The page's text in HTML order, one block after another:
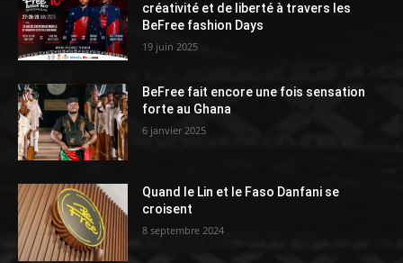
créativité et de liberté à travers les
BeFree fashion Days
19 juin 2025
BeFree fait encore une fois sensation
forte au Ghana
6 janvier 2025
Quand le Lin et le Faso Danfani se
croisent
8 septembre 2024